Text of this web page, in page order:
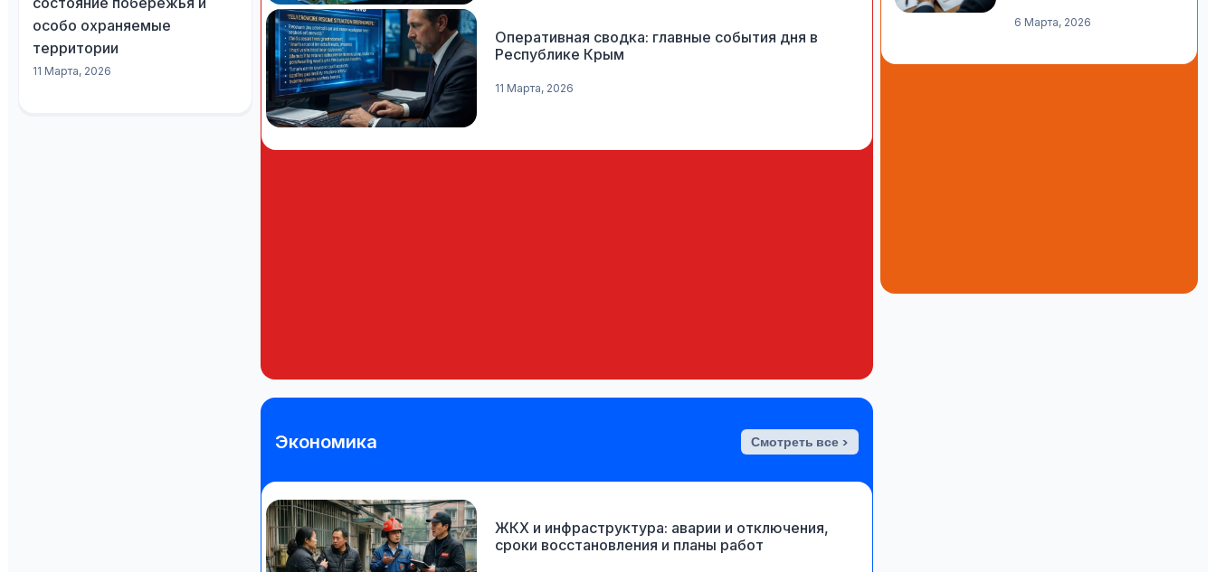
особо охраняемые
территории
11 Марта, 2026
Оперативная сводка: главные события дня в
Республике Крым
11 Марта, 2026
Экономика Смотреть все >
ЖКХ и инфраструктура: аварии и отключения,
сроки восстановления и планы работ
6 Марта, 2026